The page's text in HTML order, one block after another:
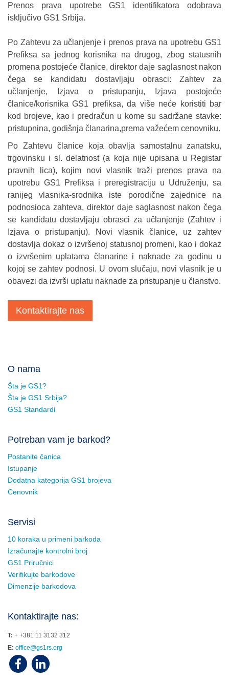
Prenos prava upotrebe GS1 identifikatora odobrava
isključivo GS1 Srbija.
Po Zahtevu za učlanjenje i prenos prava na upotrebu GS1
Prefiksa sa jednog korisnika na drugog, zbog statusnih
promena postojeće članice, direktor daje saglasnost nakon
čega se kandidatu dostavljaju obrasci: Zahtev za
učlanjenje, Izjava o pristupanju, Izjava postojeće
članice/korisnika GS1 prefiksa, da više neće koristiti bar
kod brojeve, kao i predračun u kome su sadržane stavke:
pristupnina, godišnja članarina,prema važećem cenovniku.
Po Zahtevu članice koja obavlja samostalnu zanatsku,
trgovinsku i sl. delatnost (a koja nije upisana u Registar
pravnih lica), kojim novi vlasnik traži prenos prava na
upotrebu GS1 Prefiksa i preregistraciju u Udruženju, sa
ranijeg vlasnika-srodnika iste porodične zajednice na
podnosioca zahteva, direktor daje saglasnost nakon čega
se kandidatu dostavljaju obrasci za učlanjenje (Zahtev i
Izjava o pristupanju). Novi vlasnik članice, uz zahtev
dostavlja dokaz o izvršenoj statusnoj promeni, kao i dokaz
o izvršenim uplatama članarine i naknade za godinu u
kojoj se zahtev podnosi. U ovom slučaju, novi vlasnik je u
obavezi da izvrši uplatu naknade za pristupanje u članstvo.
Kontaktirajte nas
O nama
Šta je GS1?
Šta je GS1 Srbija?
GS1 Standardi
Potreban vam je barkod?
Postanite čanica
Istupanje
Dodatna kategorija GS1 brojeva
Cenovnik
Servisi
10 koraka u primeni barkoda
Izračunajte kontrolni broj
GS1 Priručnici
Verifikujte barkodove
Dimenzije barkodova
Kontaktirajte nas:
T: + +381 11 3132 312
E: office@gs1rs.org